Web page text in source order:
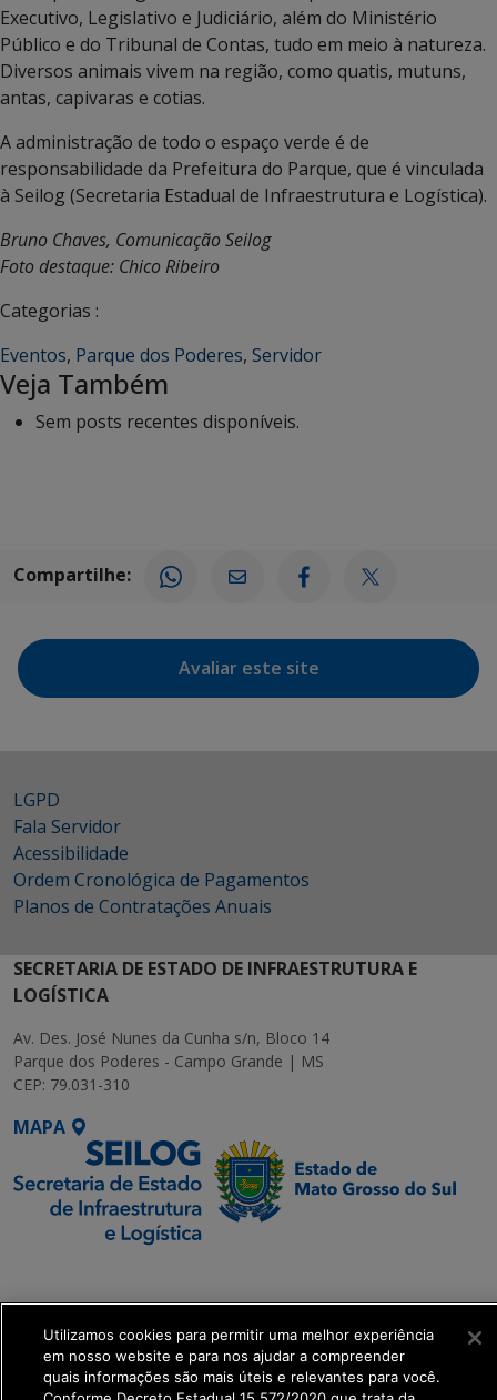
Executivo, Legislativo e Judiciário, além do Ministério
Público e do Tribunal de Contas, tudo em meio à natureza.
Diversos animais vivem na região, como quatis, mutuns,
antas, capivaras e cotias.
A administração de todo o espaço verde é de
responsabilidade da Prefeitura do Parque, que é vinculada
à Seilog (Secretaria Estadual de Infraestrutura e Logística).
Bruno Chaves, Comunicação Seilog
Foto destaque: Chico Ribeiro
Categorias :
Eventos, Parque dos Poderes, Servidor
Veja Também
Sem posts recentes disponíveis.
Compartilhe:
Avaliar este site
LGPD
Fala Servidor
Acessibilidade
Ordem Cronológica de Pagamentos
Planos de Contratações Anuais
SECRETARIA DE ESTADO DE INFRAESTRUTURA E
LOGÍSTICA
Av. Des. José Nunes da Cunha s/n, Bloco 14
Parque dos Poderes - Campo Grande | MS
CEP: 79.031-310
MAPA
Executiva de
Transformação Digital
get_footer();
Utilizamos cookies para permitir uma melhor experiência
em nosso website e para nos ajudar a compreender
quais informações são mais úteis e relevantes para você.